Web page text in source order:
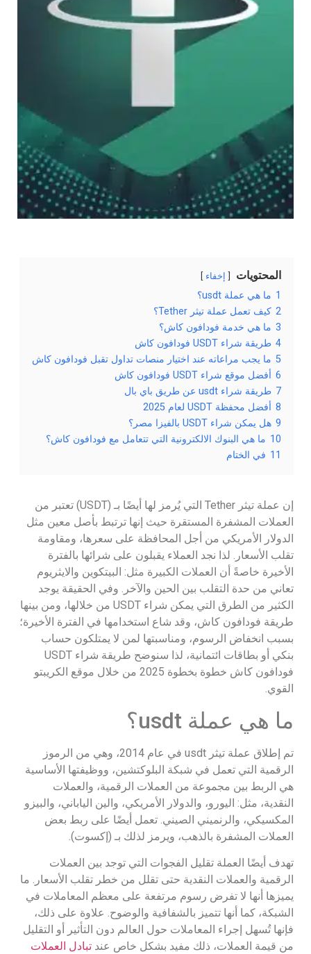
المحتويات إخفاء
1 ما هي عملة usdt؟
2 كيف تعمل عملة تيثر Tether؟
3 ما هي خدمة فودافون كاش؟
4 طريقة شراء USDT فودافون كاش
5 ما يجب مراعاته عند اختيار منصات تداول تقبل فودافون كاش
6 أفضل موقع شراء USDT فودافون كاش
7 طريقة شراء usdt عن طريق باي بال
8 أفضل محفظة USDT لعام 2025
9 هل يمكن شراء USDT بالفيزا مصر؟
10 ما هي البنوك الالكترونية التي تتعامل مع فودافون كاش؟
11 في الختام
إن عملة تيثر Tether التي يُرمز لها أيضًا بـ (USDT) تعتبر من
العملات المشفرة المستقرة حيث إنها ترتبط بأصل معين مثل
الدولار الأمريكي من أجل المحافظة على سعرها، ومقاومة
تقلب الأسعار. لذا نجد العملاء يقبلون على شرائها بالفترة
الأخيرة خاصةً أن العملات الكبيرة مثل: البيتكوين والايثريوم
تعاني من حدة التقلب بين الحين والآخر. وفي الحقيقة يوجد
الكثير من الطرق التي يمكن شراء USDT من خلالها، ومن بينها
طريقة فودافون كاش، وقد شاع استخدامها في الفترة الأخيرة؛
بسبب انخفاض الرسوم، ومناسبتها لمن لا يمتلكون حساب
بنكي أو بطاقات ائتمانية، لذا سنوضح طريقة شراء USDT
فودافون كاش خطوة بخطوة 2025 من خلال موقع الكريبتو
القوي.
ما هي عملة usdt؟
تم إطلاق عملة تيثر usdt في عام 2014، وهي من الرموز
الرقمية التي تعمل في شبكة البلوكتشين، ووظيفتها الأساسية
هي الربط بين مجموعة من العملات الرقمية، والعملات
النقدية، مثل: اليورو، والدولار الأمريكي، والين الياباني، والبيزو
المكسيكي، والرنميني الصيني. تعمل أيضًا على ربط بعض
العملات المشفرة بالذهب، ويرمز لذلك بـ (إكسوت).
تهدف أيضًا العملة تقليل الفجوات التي توجد بين العملات
الرقمية والعملات النقدية حتى تقلل من خطر تقلب الأسعار. ما
يميزها أنها لا تفرض رسوم مرتفعة على معظم المعاملات في
الشبكة، كما أنها تتميز بالشفافية والوضوح. علاوة على ذلك،
فإنها تُسهل إجراء المعاملات حول العالم دون التأثير أو التقليل
من قيمة العملات، ذلك مفيد بشكل خاص عند تبادل العملات